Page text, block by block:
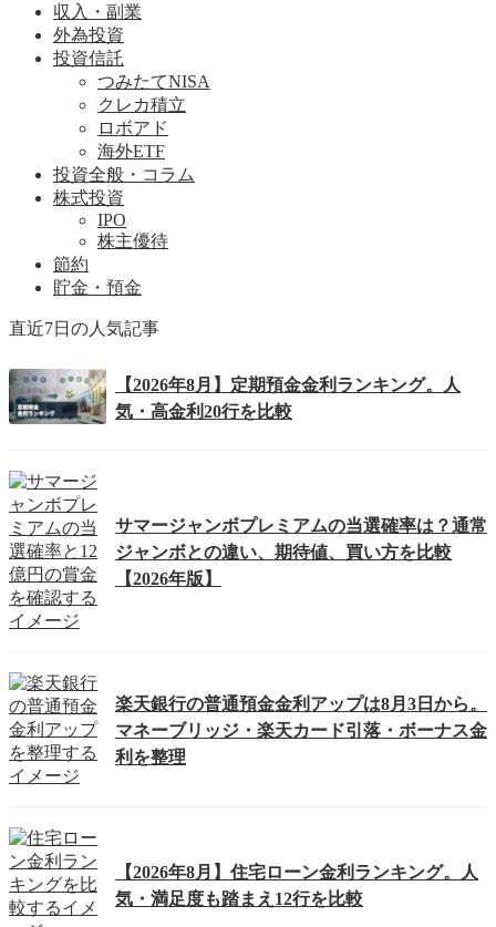
収入・副業
外為投資
投資信託
つみたてNISA
クレカ積立
ロボアド
海外ETF
投資全般・コラム
株式投資
IPO
株主優待
節約
貯金・預金
直近7日の人気記事
【2026年8月】定期預金金利ランキング。人
気・高金利20行を比較
サマージャンボプレミアムの当選確率は？通常
ジャンボとの違い、期待値、買い方を比較
【2026年版】
楽天銀行の普通預金金利アップは8月3日から。
マネーブリッジ・楽天カード引落・ボーナス金
利を整理
【2026年8月】住宅ローン金利ランキング。人
気・満足度も踏まえ12行を比較